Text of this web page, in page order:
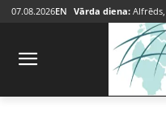
07.08.2026EN Vārda diena: